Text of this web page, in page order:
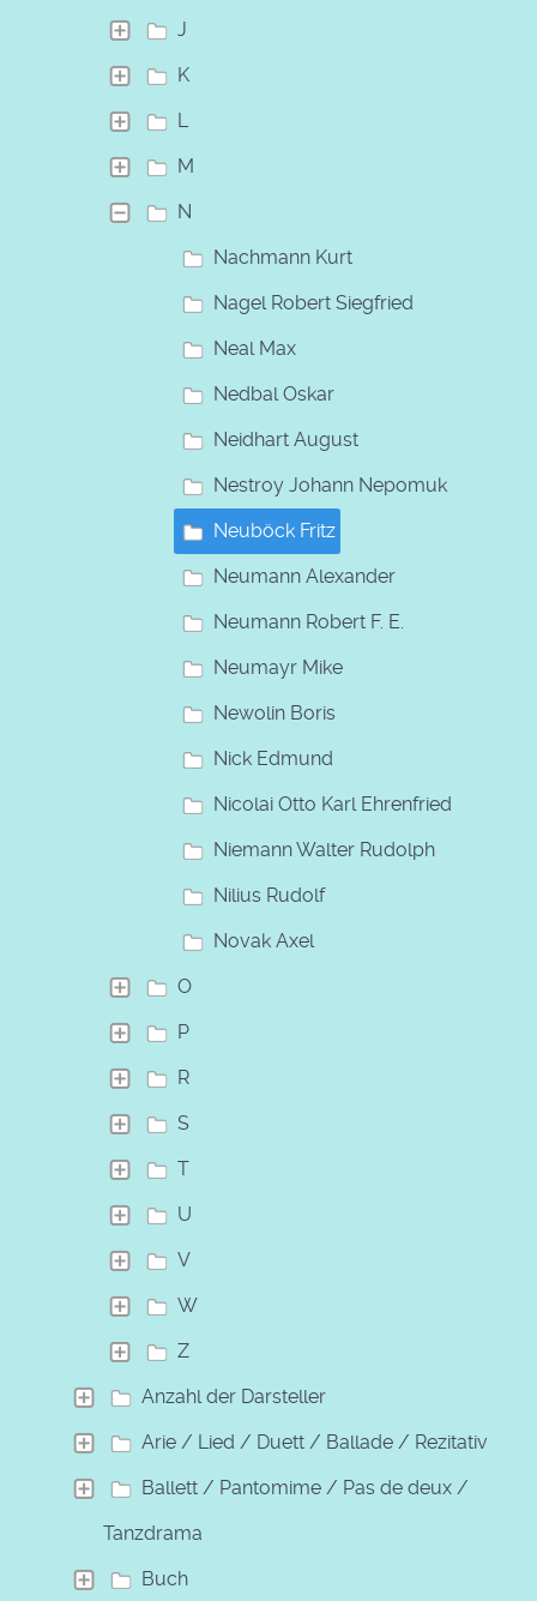
J
K
L
M
N
Nachmann Kurt
Nagel Robert Siegfried
Neal Max
Nedbal Oskar
Neidhart August
Nestroy Johann Nepomuk
Neuböck Fritz
Neumann Alexander
Neumann Robert F. E.
Neumayr Mike
Newolin Boris
Nick Edmund
Nicolai Otto Karl Ehrenfried
Niemann Walter Rudolph
Nilius Rudolf
Novak Axel
O
P
R
S
T
U
V
W
Z
Anzahl der Darsteller
Arie / Lied / Duett / Ballade / Rezitativ
Ballett / Pantomime / Pas de deux /
Tanzdrama
Buch